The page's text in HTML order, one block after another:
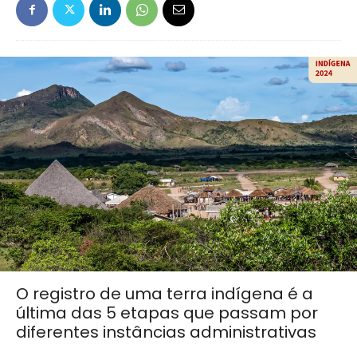
Amazônia
O registro de uma terra indígena é a
última das 5 etapas que passam por
diferentes instâncias administrativas